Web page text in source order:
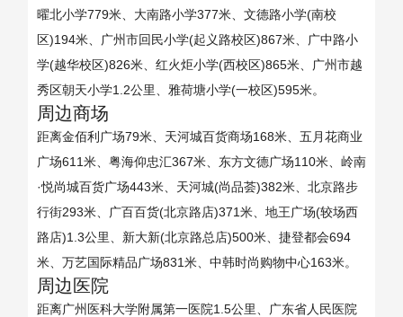
曜北小学779米、大南路小学377米、文德路小学(南校
区)194米、广州市回民小学(起义路校区)867米、广中路小
学(越华校区)826米、红火炬小学(西校区)865米、广州市越
秀区朝天小学1.2公里、雅荷塘小学(一校区)595米。
周边商场
距离金佰利广场79米、天河城百货商场168米、五月花商业
广场611米、粤海仰忠汇367米、东方文德广场110米、岭南
·悦尚城百货广场443米、天河城(尚品荟)382米、北京路步
行街293米、广百百货(北京路店)371米、地王广场(较场西
路店)1.3公里、新大新(北京路总店)500米、捷登都会694
米、万艺国际精品广场831米、中韩时尚购物中心163米。
周边医院
距离广州医科大学附属第一医院1.5公里、广东省人民医院